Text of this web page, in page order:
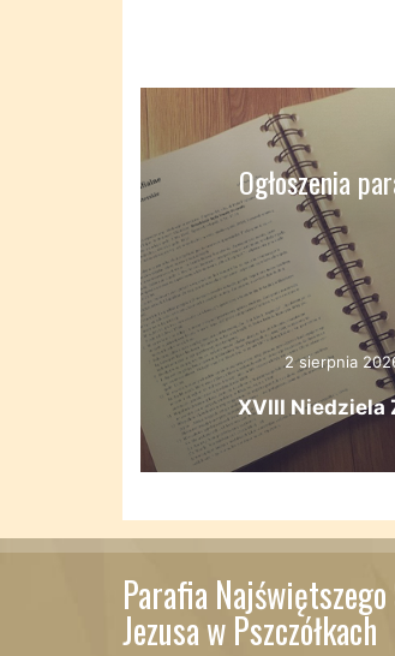
Ogłoszenia
2 sierpnia
XVIII Niedziela
Parafia Najświętszego
Jezusa w Pszczółkach